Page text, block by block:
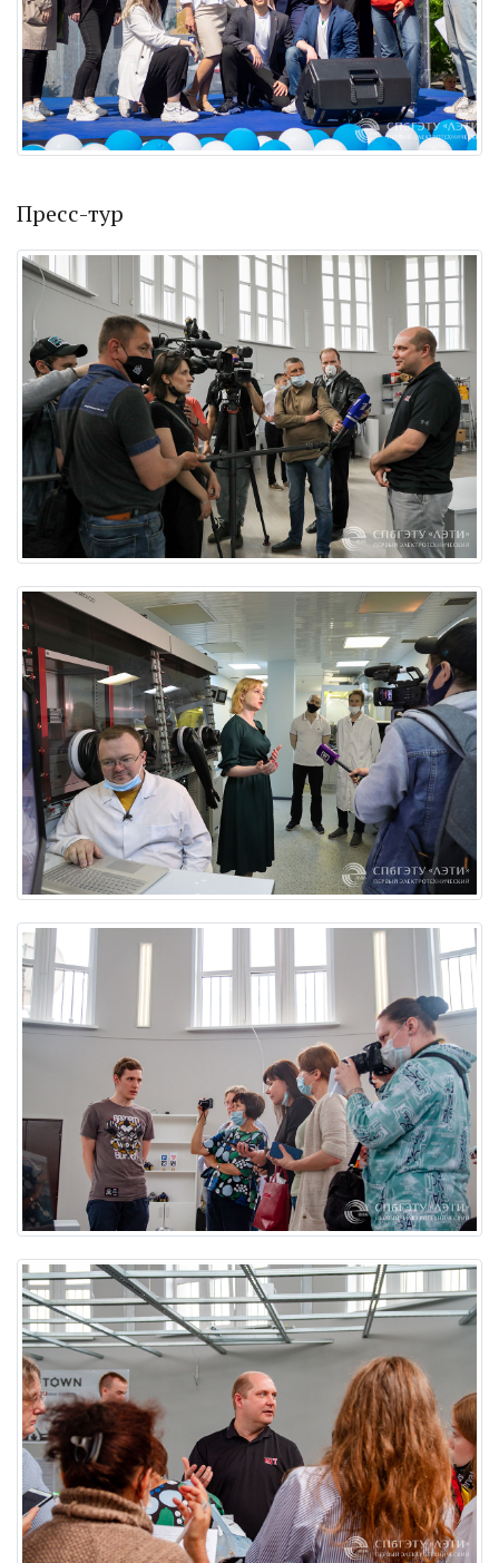
Пресс-тур